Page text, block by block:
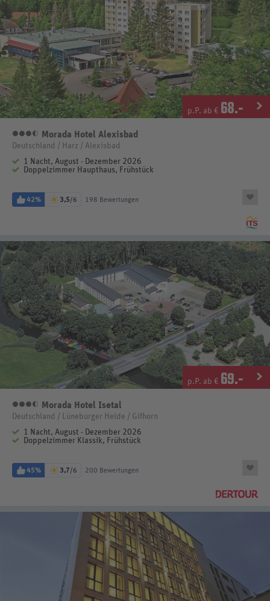
p.P. ab € 68.-
3,5 Sterne
Morada Hotel Alexisbad
Deutschland / Harz / Alexisbad
1 Nacht, August - Dezember 2026
Doppelzimmer Haupthaus, Frühstück
42% 3,5/6 198 Bewertungen
p.P. ab € 69.-
3,5 Sterne
Morada Hotel Isetal
Deutschland / Lüneburger Heide / Gifhorn
1 Nacht, August - Dezember 2026
Doppelzimmer Klassik, Frühstück
45% 3,7/6 200 Bewertungen